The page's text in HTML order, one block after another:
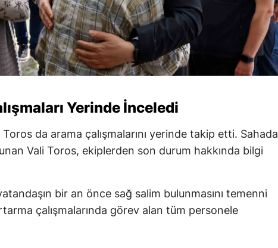
Yerinde İnceledi
da arama çalışmalarını yerinde takip etti. Sahada
Vali Toros, ekiplerden son durum hakkında bilgi
bir an önce sağ salim bulunmasını temenni
çalışmalarında görev alan tüm personele